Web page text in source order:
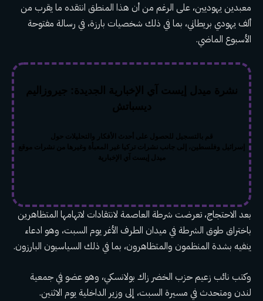
معبدين يهوديين، على الرغم من أن هذا المنطق انتقده ما يقرب من
ألف يهودي بريطاني، بما في ذلك شخصيات بارزة، في رسالة مفتوحة
الأسبوع الماضي.
نشرة ميدل إيست آي الإخبارية الجديدة: جيروزاليم
ديسباتش
قم بالتسجيل للحصول على أحدث الأفكار والتحليلات حول
إسرائيل وفلسطين، إلى جانب نشرات تركيا غير المعبأة وغيرها من نشرات موقع
ميدل إيست آي الإخبارية
بعد الاحتجاج، تعرضت شرطة العاصمة لانتقادات لاتهامها المتظاهرين
باختراق طوق الشرطة في ميدان الطرف الأغر يوم السبت، وهو ادعاء
ينفيه بشدة المنظمون والمتظاهرون، بما في ذلك السياسيون البارزون.
وكتب نائب زعيم حزب الخضر زاك بولانسكي، وهو عضو في جمعية
لندن ومتحدث في مسيرة السبت، إلى وزير الداخلية يوم الاثنين.